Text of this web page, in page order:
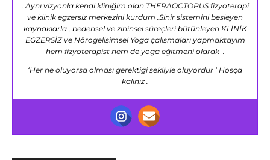
. Aynı vizyonla kendi kliniğim olan THERAOCTOPUS fizyoterapi
ve klinik egzersiz merkezini kurdum .Sinir sistemini besleyen
kaynaklarla , bedensel ve zihinsel süreçleri bütünleyen KLİNİK
EGZERSİZ ve Nörogelişimsel Yoga çalışmaları yapmaktayım
hem fizyoterapist hem de yoga eğitmeni olarak .
‘Her ne oluyorsa olması gerektiği şekliyle oluyordur ‘ Hoşça
kalınız .